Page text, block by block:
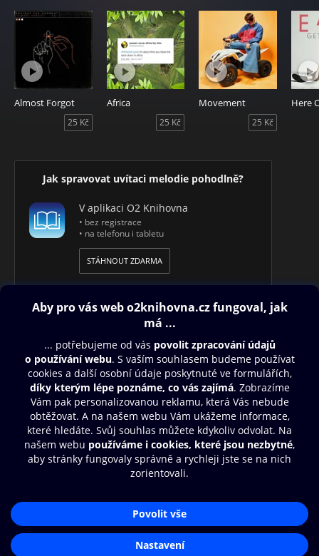
Almost Forgot
25 Kč
Africa
25 Kč
Movement
25 Kč
Jak spravovat uvítaci melodie pohodlně?
V aplikaci O2 Knihovna
• bez registrace
• na telefonu i tabletu
STÁHNOUT ZDARMA
Obsah ke stažení
Moje O2 Knihovna
Další zábava
© O2 Czech Republic a.s.
Zásady zpracování osobních údajůAplikace O2 Knihovna
Čti a poslouchej své e-knihy a